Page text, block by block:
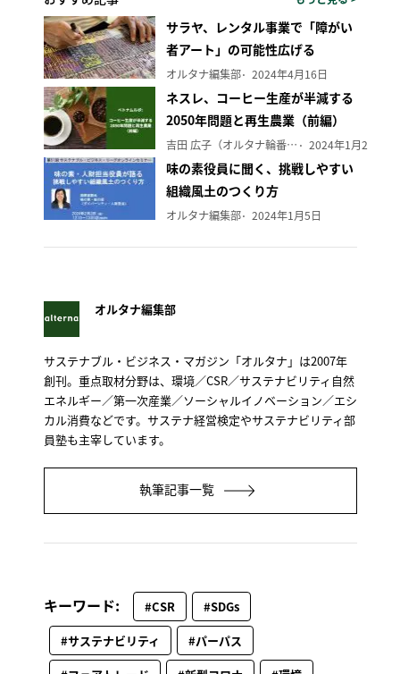
サラヤ、レンタル事業で「障がい
者アート」の可能性広げる
オルタナ編集部 2024年4月16日
ネスレ、コーヒー生産が半減する
2050年問題と再生農業（前編）
吉田 広子（オルタナ輪番編集長） 2024年1月29日
味の素役員に聞く、挑戦しやすい
組織風土のつくり方
オルタナ編集部 2024年1月5日
オルタナ編集部
サステナブル・ビジネス・マガジン「オルタナ」は2007年
創刊。重点取材分野は、環境／CSR／サステナビリティ自然
エネルギー／第一次産業／ソーシャルイノベーション／エシ
カル消費などです。サステナ経営検定やサステナビリティ部
員塾も主宰しています。
執筆記事一覧
キーワード: #CSR
#SDGs
#サステナビリティ
#パーパス